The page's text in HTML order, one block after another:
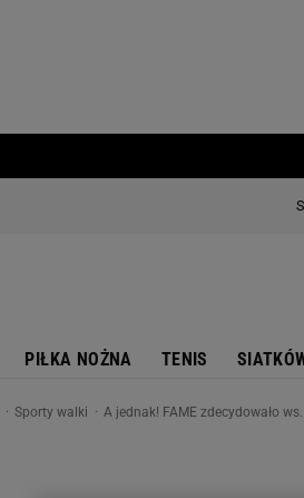
PIŁKA NOŻNA TENIS
Sporty walki A jednak! FAME zdecydowało